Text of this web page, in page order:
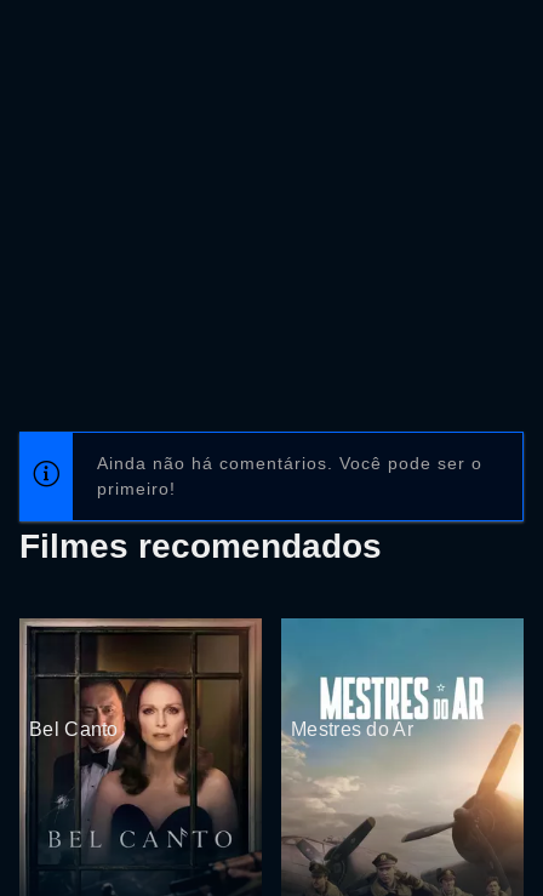
Ainda não há comentários. Você pode ser o
primeiro!
Filmes recomendados
Bel Canto Mestres do Ar